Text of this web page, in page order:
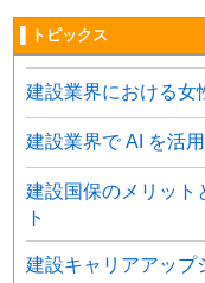
▌トピックス
建設業界における女
建設業界で AI を活
建設国保のメリット
ト
建設キャリアアップ